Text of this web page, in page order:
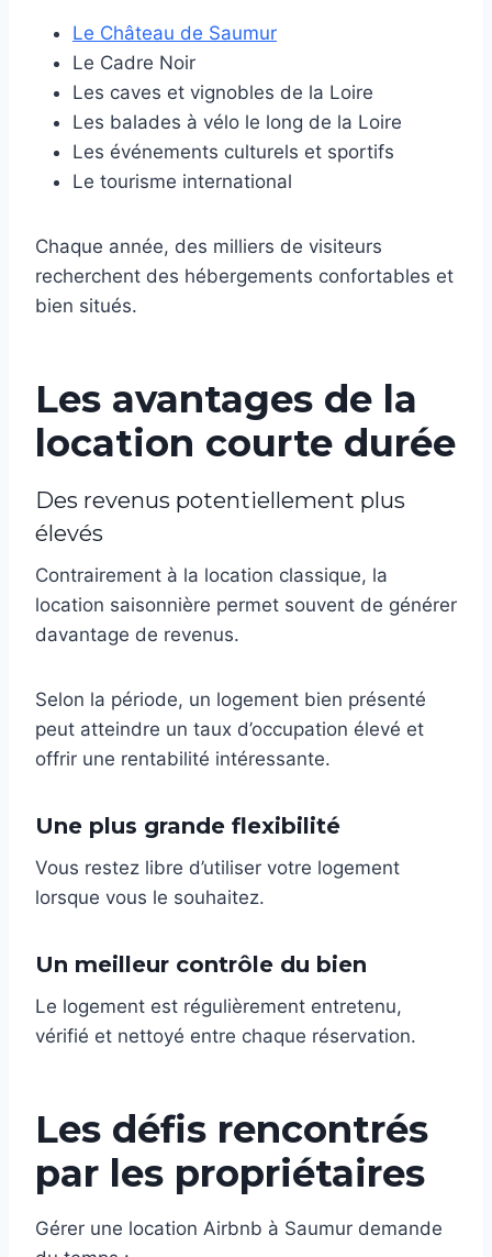
Le Château de Saumur
Le Cadre Noir
Les caves et vignobles de la Loire
Les balades à vélo le long de la Loire
Les événements culturels et sportifs
Le tourisme international
Chaque année, des milliers de visiteurs
recherchent des hébergements confortables et
bien situés.
Les avantages de la
location courte durée
Des revenus potentiellement plus
élevés
Contrairement à la location classique, la
location saisonnière permet souvent de générer
davantage de revenus.
Selon la période, un logement bien présenté
peut atteindre un taux d’occupation élevé et
offrir une rentabilité intéressante.
Une plus grande flexibilité
Vous restez libre d’utiliser votre logement
lorsque vous le souhaitez.
Un meilleur contrôle du bien
Le logement est régulièrement entretenu,
vérifié et nettoyé entre chaque réservation.
Les défis rencontrés
par les propriétaires
Gérer une location Airbnb à Saumur demande